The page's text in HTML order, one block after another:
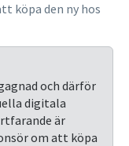
köpa den ny hos
och därför
digitala
är
om att köpa